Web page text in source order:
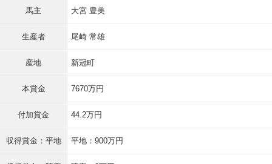
馬主 大宮 豊美
生産者 尾崎 常雄
産地 新冠町
本賞金 7670万円
付加賞金 44.2万円
収得賞金：平地 平地：900万円